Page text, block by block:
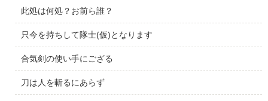
此処は何処？お前ら誰？
只今を持ちして隊士(仮)となります
合気剣の使い手にござる
刀は人を斬るにあらず